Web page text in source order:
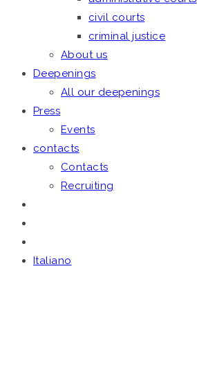
civil courts
criminal justice
About us
Deepenings
All our deepenings
Press
Events
contacts
Contacts
Recruiting
Italiano